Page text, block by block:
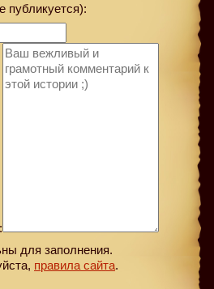
публикуется):
для заполнения.
правила сайта.